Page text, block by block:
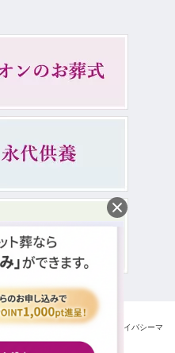
日本情報経済社会推進協会の
プライバシーマ